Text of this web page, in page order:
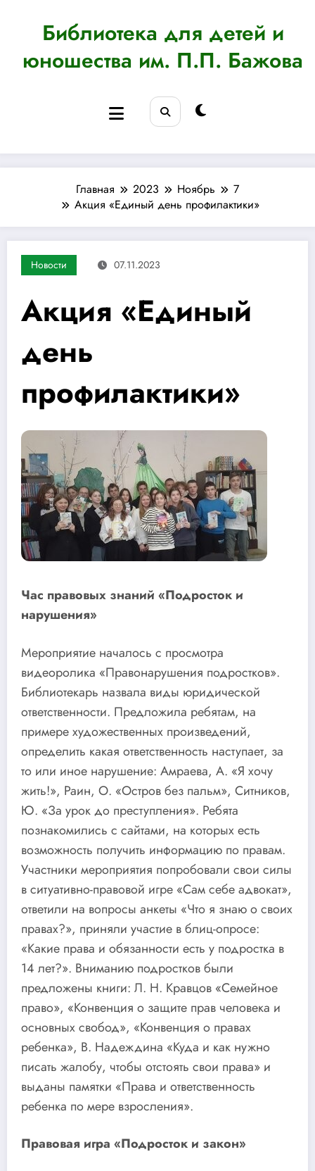
содержимомуБиблиотека для детей и
юношества им. П.П. Бажова
Главная 2023 Ноябрь
7
Акция «Единый день профилактики»
Новости 07.11.2023
Акция «Единый
день
профилактики»
Час правовых знаний «Подросток и
нарушения»
Мероприятие началось с просмотра
видеоролика «Правонарушения подростков».
Библиотекарь назвала виды юридической
ответственности. Предложила ребятам, на
примере художественных произведений,
определить какая ответственность наступает, за
то или иное нарушение: Амраева, А. «Я хочу
жить!», Раин, О. «Остров без пальм», Ситников,
Ю. «За урок до преступления». Ребята
познакомились с сайтами, на которых есть
возможность получить информацию по правам.
Участники мероприятия попробовали свои силы
в ситуативно-правовой игре «Сам себе адвокат»,
ответили на вопросы анкеты «Что я знаю о своих
правах?», приняли участие в блиц-опросе:
«Какие права и обязанности есть у подростка в
14 лет?». Вниманию подростков были
предложены книги: Л. Н. Кравцов «Семейное
право», «Конвенция о защите прав человека и
основных свобод», «Конвенция о правах
ребенка», В. Надеждина «Куда и как нужно
писать жалобу, чтобы отстоять свои права» и
выданы памятки «Права и ответственность
ребенка по мере взросления».
Правовая игра «Подросток и закон»